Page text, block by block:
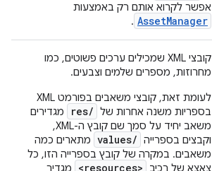
אפשר לקרוא אותם רק באמצעות
AssetManager
.
קובצי XML שמכילים ערכים פשוטים, כמו
מחרוזות, מספרים שלמים וצבעים.
לעומת זאת, קובצי משאבים בפורמט XML
בספריות משנה אחרות של res/
מגדירים
משאב יחיד על סמך שם קובץ ה-XML,
וקבצים בספרייה values/ מתארים כמה
משאבים. במקרה של קובץ בספרייה הזו, כל
צאצא של רכיב
<resources>
מגדיר